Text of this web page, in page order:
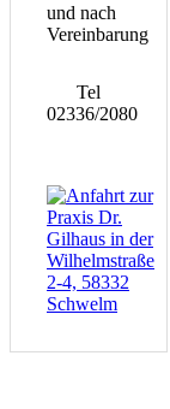
und nach
Vereinbarung
Tel
02336/2080